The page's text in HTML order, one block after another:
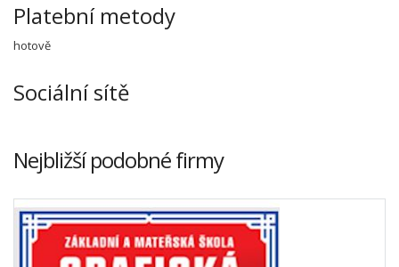
Platební metody
hotově
Sociální sítě
Nejbližší podobné firmy